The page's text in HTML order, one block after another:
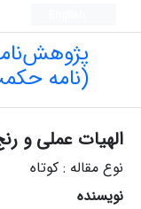
(نامه
الهیات عملی و
نوع مقاله : کوتاه
نویسنده